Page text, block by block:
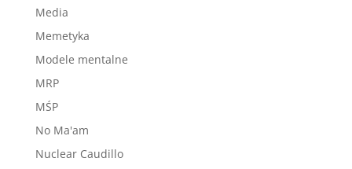
Media
Memetyka
Modele mentalne
MRP
MŚP
No Ma'am
Nuclear Caudillo